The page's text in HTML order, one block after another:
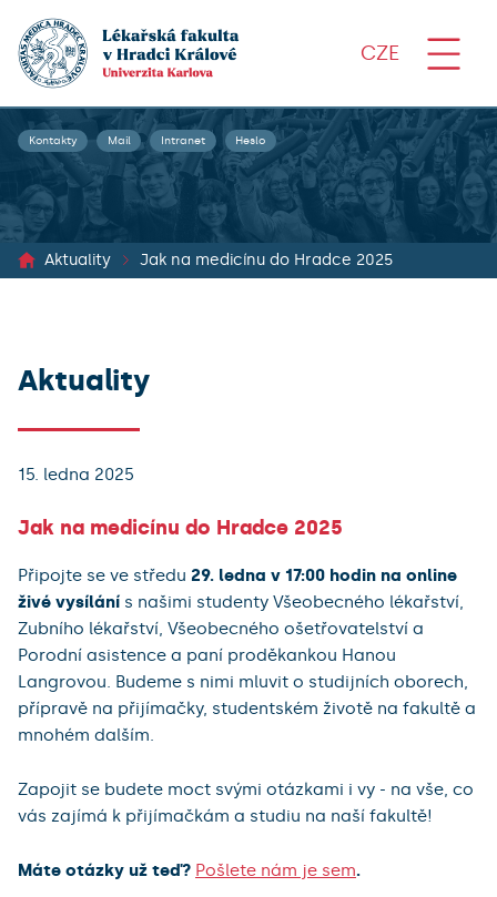
CZE
Kontakty Mail Intranet Heslo
Aktuality Jak na medicínu do Hradce 2025
Aktuality
15. ledna 2025
Jak na medicínu do Hradce 2025
Připojte se ve středu 29. ledna v 17:00 hodin na online
živé vysílání s našimi studenty Všeobecného lékařství,
Zubního lékařství, Všeobecného ošetřovatelství a
Porodní asistence a paní proděkankou Hanou
Langrovou. Budeme s nimi mluvit o studijních oborech,
přípravě na přijímačky, studentském životě na fakultě a
mnohém dalším.
Zapojit se budete moct svými otázkami i vy - na vše, co
vás zajímá k přijímačkám a studiu na naší fakultě!
Máte otázky už teď? Pošlete nám je sem.